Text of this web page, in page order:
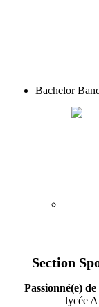
Bachelor
Section
Passionné(e)
lycée